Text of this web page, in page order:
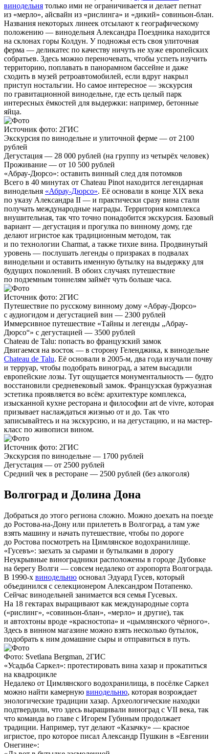
винодельня только ими не ограничивается и делает петнат
из «мерло», айсвайн из «рислинга» и «дикий» совиньон-блан.
Названия некоторых линеек отсылают к географическому
положению — винодельня Александра Поездника находится
на склонах горы Колдун. У подножья есть своя улиточная
ферма — деликатес по качеству ничуть не хуже европейских
собратьев. Здесь можно переночевать, чтобы успеть изучить
территорию, поплавать в панорамном бассейне и даже
сходить в музей ретроавтомобилей, если вдруг накрыл
приступ ностальгии. Но самое интересное — экскурсия
по гравитационной винодельне, где есть целый парк
интересных ёмкостей для выдержки: например, бетонные
яйца.
Источник фото: 2ГИС
Экскурсия по винодельне и улиточной ферме — от 2100
рублей
Дегустация — 28 000 рублей (на группу из четырёх человек)
Проживание — от 10 500 рублей
«Абрау-Дюрсо»: оставить винный след для потомков
Всего в 40 минутах от Chateau Pinot находится легендарная
винодельня «Абрау-Дюрсо». Её основали в конце XIX века
по указу Александра II — и практически сразу вина стали
получать международные награды. Территория комплекса
внушительная, так что точно понадобится экскурсия. Базовый
вариант — дегустация и прогулка по винному дому, где
делают игристое как традиционным методом, так
и по технологии Charmat, а также тихие вина. Продвинутый
уровень — послушать легенды о призраках в подвалах
винодельни и оставить именную бутылку на выдержку для
будущих поколений. В обоих случаях путешествие
по подземным тоннелям займёт чуть больше часа.
Источник фото: 2ГИС
Путешествие по русскому винному дому «Абрау-Дюрсо»
с аудиогидом и дегустацией вин — 2300 рублей
Иммерсивное путешествие «Тайны и легенды „Абрау-
Дюрсо“» с дегустацией — 3500 рублей
Chateau de Talu: попасть во французский замок
Двигаемся на восток — в сторону Геленджика, к винодельне
Chateau de Talu. Её основали в 2005-м, два года изучали почву
и терруар, чтобы подобрать виноград, а затем высадили
европейские лозы. Тут ощущается монументальность — будто
восстановили средневековый замок. Французская буржуазная
эстетика проявляется во всём: архитектуре комплекса,
изысканной кухне ресторана и философии art de vivre, которая
призывает наслаждаться жизнью от и до. Так что
записывайтесь и на экскурсию, и на дегустацию, и на мастер-
класс по живописи вином.
Источник фото: 2ГИС
Экскурсия по винодельне — 1700 рублей
Дегустация — от 2500 рублей
Средний чек в ресторане — 2500 рублей (без алкоголя)
Волгоград и Долина Дона
Добраться до этого региона сложно. Можно доехать на поезде
до Ростова-на-Дону или прилететь в Волгоград, а там уже
взять машину и начать путешествие, чтобы по дороге
до Ростова посмотреть на Цимлянское водохранилище.
«Гусевъ»: заехать за сырами и бутылками в дорогу
Неукрывные виноградники расположены в городе Дубовке
на берегу Волги — совсем недалеко от аэропорта Волгограда.
В 1990-х винодельню основал Эдуард Гусев, который
объединился с селекционером Александром Потапенко.
Сейчас винодельней занимается вся семья Гусевых.
На 18 гектарах выращивают как международные сорта
(«рислинг», «совиньон-блан», «мерло» и другие), так
и автохтоны вроде «красностопа» и «цымлянского чёрного».
Здесь в винном магазине можно взять несколько бутылок,
подобрать к ним домашние сыры и отправиться в путь.
Фото: Svetlana Bergman, 2ГИС
«Усадьба Саркел»: протестировать вина хазар и прокатиться
на квадроцикле
Недалеко от Цимлянского водохранилища, в посёлке Саркел
можно найти камерную винодельню, которая возрождает
энологические традиции хазар. Археологические находки
подтвердили, что здесь выращивали виноград с VII века, так
что команда во главе с Игорем Губиным продолжает
традиции. Например, тут делают «Казачку» — красное
игристое, про которое писал Александр Пушкин в «Евгении
Онегине»: